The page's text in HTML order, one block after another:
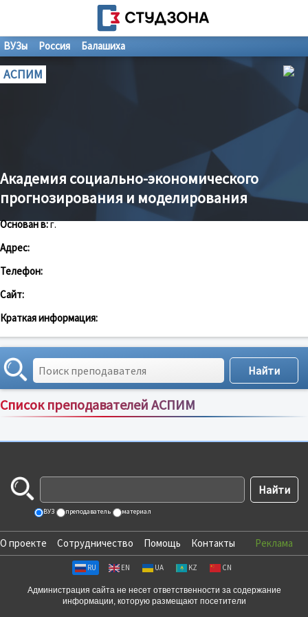
ВУЗы Россия Балашиха
АСПИМ
Академия социально-экономического
прогнозирования и моделирования
Основан в:г.
Адрес:
Телефон:
Сайт:
Краткая информация:
Список преподавателей АСПИМ
Сортировка по:имени;рейтингу;отзывам
ВУЗ преподаватель материал
О проекте Сотрудничество Помощь Контакты Реклама
RU EN UA KZ CN
Администрация сайта не несет ответственности за содержание
информации, которую размещают посетители